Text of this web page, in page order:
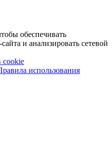
обеспечивать
и анализировать сетевой
cookie
использования